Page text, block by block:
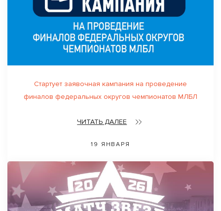
Стартует заявочная кампания на проведение
финалов федеральных округов чемпионатов МЛБЛ
ЧИТАТЬ ДАЛЕЕ
19 ЯНВАРЯ